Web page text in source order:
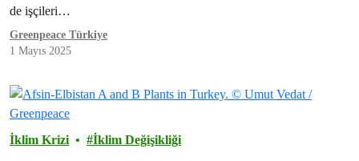
de işçileri…
Greenpeace Türkiye
1 Mayıs 2025
İklim Krizi İklim Değişikliği